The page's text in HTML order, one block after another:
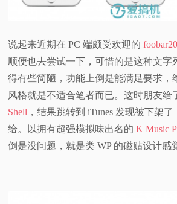
说起来近期在 PC 端颇受欢迎的
顺便也去尝试一下，可惜的是这种文字
得有些简陋，功能上倒是能满足要求，
风格就是不适合笔者而已。这时朋友
Shell ，结果跳转到 iTunes 发现被下架
给。以拥有超强模拟味出名的K Music
倒是没问题，就是类 WP 的磁贴设计感